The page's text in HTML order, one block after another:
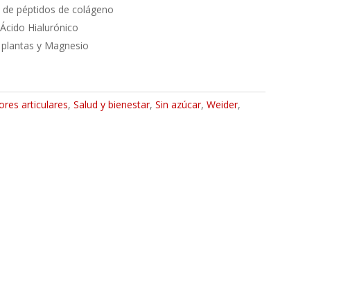
péptidos de colágeno
Hialurónico
y Magnesio
articulares, Salud y bienestar, Sin azúcar, Weider,